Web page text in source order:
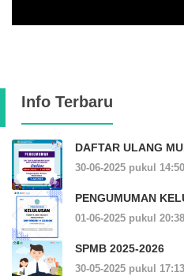
Info Terbaru
DAFTAR ULANG
30-06-2025 pukul 14:50
PENGUMUMAN
01-06-2025 pukul 20:38
SPMB 2025-2026
30-05-2025 pukul 17:13